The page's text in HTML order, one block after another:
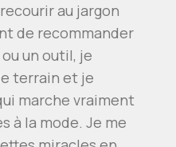
au jargon
de recommander
un outil, je
terrain et je
marche vraiment
à la mode. Je me